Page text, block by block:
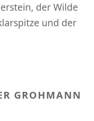
der Wilde
und der
GROHMANN